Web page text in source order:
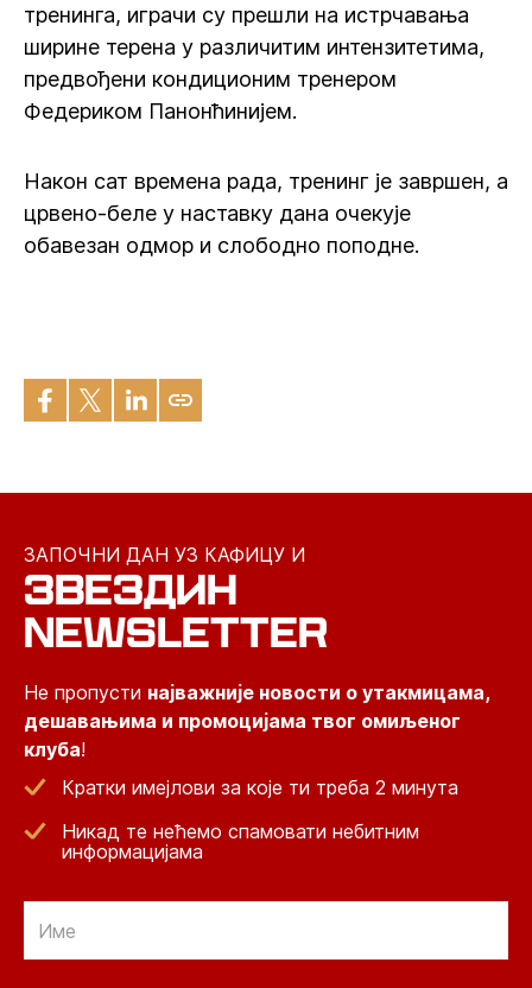
тренинга, играчи су прешли на истрчавања
ширине терена у различитим интензитетима,
предвођени кондиционим тренером
Федериком Панонћинијем.
Након сат времена рада, тренинг је завршен, а
црвено-беле у наставку дана очекује
обавезан одмор и слободно поподне.
ЗАПОЧНИ ДАН УЗ КАФИЦУ И
ЗВЕЗДИН
NEWSLETTER
Не пропусти најважније новости о утакмицама,
дешавањима и промоцијама твог омиљеног
клуба!
Кратки имејлови за које ти треба 2 минута
Никад те нећемо спамовати небитним
информацијама